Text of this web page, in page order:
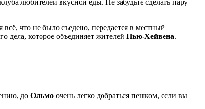
любителей вкусной еды. Не забудьте сделать пару
что не было съедено, передается в местный
дела, которое объединяет жителей Нью-Хейвена.
до Ольмо очень легко добраться пешком, если вы